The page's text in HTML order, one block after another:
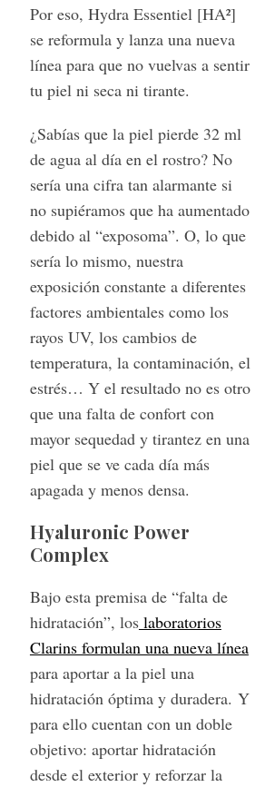
Por eso, Hydra Essentiel [HA²]
se reformula y lanza una nueva
línea para que no vuelvas a sentir
tu piel ni seca ni tirante.
¿Sabías que la piel pierde 32 ml
de agua al día en el rostro? No
sería una cifra tan alarmante si
no supiéramos que ha aumentado
debido al “exposoma”. O, lo que
sería lo mismo, nuestra
exposición constante a diferentes
factores ambientales como los
rayos UV, los cambios de
temperatura, la contaminación, el
estrés… Y el resultado no es otro
que una falta de confort con
mayor sequedad y tirantez en una
piel que se ve cada día más
apagada y menos densa.
Hyaluronic Power
Complex
Bajo esta premisa de “falta de
hidratación”, loslaboratorios
Clarins formulan una nueva línea
para aportar a la piel una
hidratación óptima y duradera. Y
para ello cuentan con un doble
objetivo: aportar hidratación
desde el exterior y reforzar la